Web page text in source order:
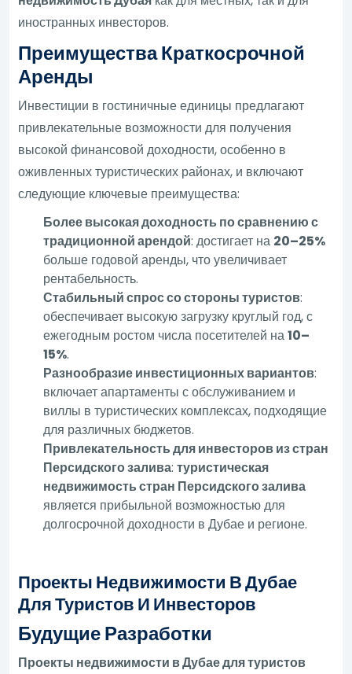
иностранных инвесторов.
Преимущества Краткосрочной
Аренды
Инвестиции в гостиничные единицы предлагают
привлекательные возможности для получения
высокой финансовой доходности, особенно в
оживленных туристических районах, и включают
следующие ключевые преимущества:
Более высокая доходность по сравнению с
традиционной арендой: достигает на 20–25%
больше годовой аренды, что увеличивает
рентабельность.
Стабильный спрос со стороны туристов:
обеспечивает высокую загрузку круглый год, с
ежегодным ростом числа посетителей на10–
15%.
Разнообразие инвестиционных вариантов:
включает апартаменты с обслуживанием и
виллы в туристических комплексах, подходящие
для различных бюджетов.
Привлекательность для инвесторов из стран
Персидского залива:туристическая
недвижимость стран Персидского залива
является прибыльной возможностью для
долгосрочной доходности в Дубае и регионе.
Проекты Недвижимости В Дубае
Для Туристов И Инвесторов
Будущие Разработки
Проекты недвижимости в Дубае для туристов